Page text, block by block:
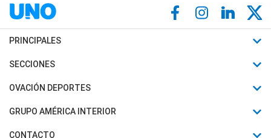
PRINCIPALES
Últimas Noticias
Política
SECCIONES
Horóscopo
Motores
OVACIÓN DEPORTES
Fútbol
Mundial
GRUPO AMÉRICA INTERIOR
Canal 7 en Vivo
CONTACTO